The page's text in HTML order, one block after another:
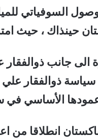
السوفياتي
حينذاك ، حيث
جانب ذوالفقار
سياسة ذوالفقار
الأساسي في
انطلاقا من